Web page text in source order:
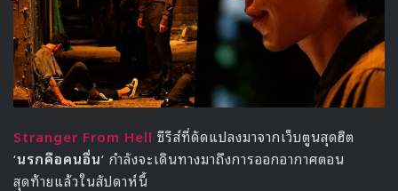
ลิซ่า ยังได้เปิดใจว่าถ้ามีเวลาว่างที่ไทยหนึ่งวันเธออยากจะขึ้นไป
เที่ยวทางภาคเหนือบ้างแต่ไม่รู้ว่าพอจะเป็นไปได้ไหม ก่อนที่ MC
จะแนะนำว่าจากกรุงเทพไปเชียงใหม่ใช้เวลานั่งเครื่องบินแค่ 1
ชั่วโมง ทำให้เธออยากที่จะลองไปเที่ยวที่เชียงใหม่ ซึ่งเธออยากที่
สัมผัสบรรยากาศบนดอยต่างๆในจังหวัด
“อยากไปลองรับบรรยากาศแบบชาวดอยค่ะ มันน่าจะเย็นๆ
แบบเป็นธรรมชาติดี”